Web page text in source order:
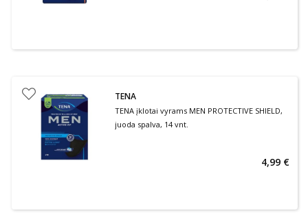
TENA
TENA įklotai vyrams MEN PROTECTIVE SHIELD,
juoda spalva, 14 vnt.
4,99 €